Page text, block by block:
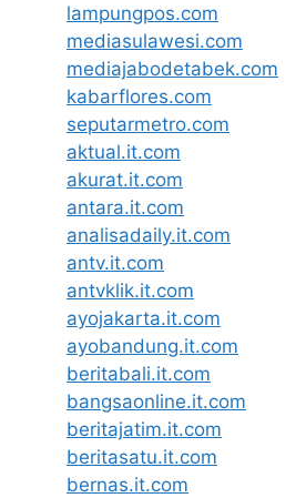
lampungpos.com
mediasulawesi.com
mediajabodetabek.com
kabarflores.com
seputarmetro.com
aktual.it.com
akurat.it.com
antara.it.com
analisadaily.it.com
antv.it.com
antvklik.it.com
ayojakarta.it.com
ayobandung.it.com
beritabali.it.com
bangsaonline.it.com
beritajatim.it.com
beritasatu.it.com
bernas.it.com